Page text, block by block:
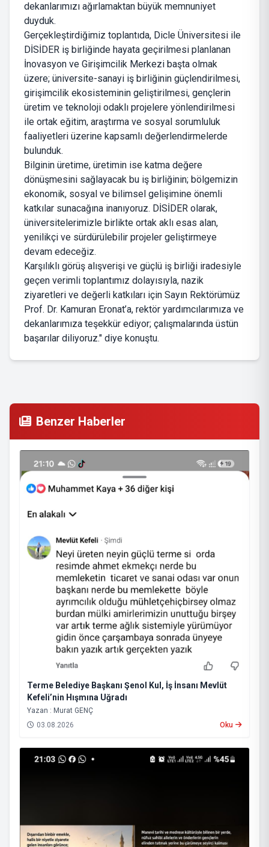
dekanlarımızı ağırlamaktan büyük memnuniyet
duyduk.
Gerçekleştirdiğimiz toplantıda, Dicle Üniversitesi ile
DİSİDER iş birliğinde hayata geçirilmesi planlanan
İnovasyon ve Girişimcilik Merkezi başta olmak
üzere; üniversite-sanayi iş birliğinin güçlendirilmesi,
girişimcilik ekosisteminin geliştirilmesi, gençlerin
üretim ve teknoloji odaklı projelere yönlendirilmesi
ile ortak eğitim, araştırma ve sosyal sorumluluk
faaliyetleri üzerine kapsamlı değerlendirmelerde
bulunduk.
Bilginin üretime, üretimin ise katma değere
dönüşmesini sağlayacak bu iş birliğinin; bölgemizin
ekonomik, sosyal ve bilimsel gelişimine önemli
katkılar sunacağına inanıyoruz. DİSİDER olarak,
üniversitelerimizle birlikte ortak aklı esas alan,
yenilikçi ve sürdürülebilir projeler geliştirmeye
devam edeceğiz.
Karşılıklı görüş alışverişi ve güçlü iş birliği iradesiyle
geçen verimli toplantımız dolayısıyla, nazik
ziyaretleri ve değerli katkıları için Sayın Rektörümüz
Prof. Dr. Kamuran Eronat’a, rektör yardımcılarımıza ve
dekanlarımıza teşekkür ediyor; çalışmalarında üstün
başarılar diliyoruz." diye konuştu.
Benzer Haberler
Terme Belediye Başkanı Şenol Kul, İş İnsanı Mevlüt
Kefeli’nin Hışmına Uğradı
Yazan : Murat GENÇ
03.08.2026
Oku